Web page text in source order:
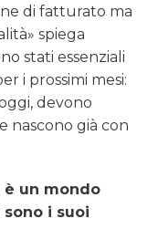
di fatturato ma
spiega
stati essenziali
i prossimi mesi:
devono
nascono già con
un mondo
i suoi